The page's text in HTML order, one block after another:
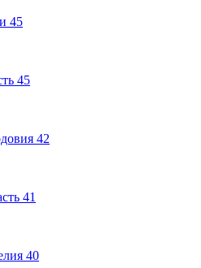
45
45
42
41
40